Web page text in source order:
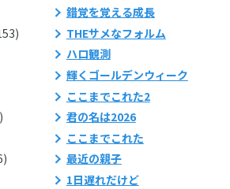
錯覚を覚える成長
THEサメなフォルム
ハロ観測
輝くゴールデンウィーク
ここまでこれた2
君の名は2026
ここまでこれた
最近の親子
1日遅れだけど